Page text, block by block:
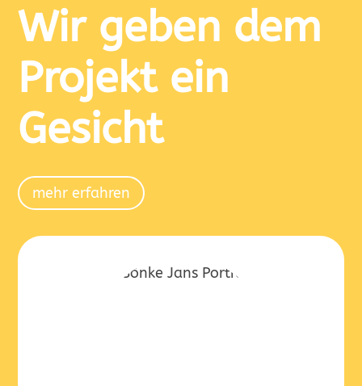
Wir geben dem
Projekt ein
Gesicht
mehr erfahren